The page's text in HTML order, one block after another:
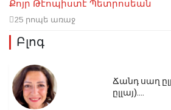
Քոյր Թէոպիստէ Պետրոսեան
25 րոպե առաջ
Բլոգ
Ճանդ սաղ
ըլլայ)....